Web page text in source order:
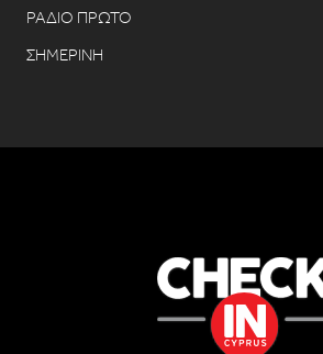
ΡΑΔΙΟ ΠΡΩΤΟ
ΣΗΜΕΡΙΝΗ